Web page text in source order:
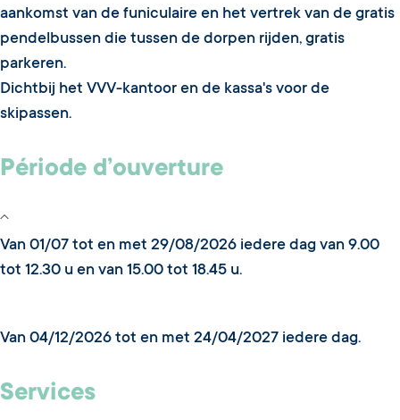
aankomst van de funiculaire en het vertrek van de gratis
pendelbussen die tussen de dorpen rijden, gratis
parkeren.
Dichtbij het VVV-kantoor en de kassa's voor de
skipassen.
Période d’ouverture
Van 01/07 tot en met 29/08/2026 iedere dag van 9.00
tot 12.30 u en van 15.00 tot 18.45 u.
Van 04/12/2026 tot en met 24/04/2027 iedere dag.
Services